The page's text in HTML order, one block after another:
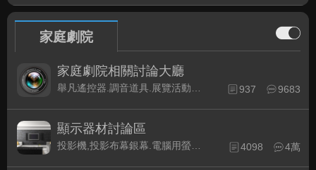
家庭劇院
家庭劇院相關討論大廳
937 9683
顯示器材討論區
4098 4萬